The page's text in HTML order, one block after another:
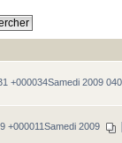
+000034Samedi 2009
+000011Samedi 2009